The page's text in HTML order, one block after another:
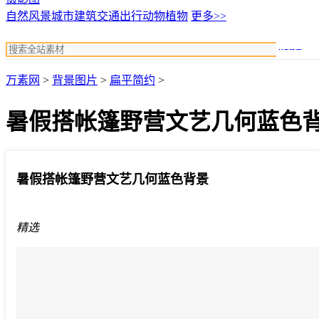
自然风景城市建筑交通出行动物植物 更多>>
万素网 > 背景图片 > 扁平简约 >
暑假搭帐篷野营文艺几何蓝色
暑假搭帐篷野营文艺几何蓝色背景
精选